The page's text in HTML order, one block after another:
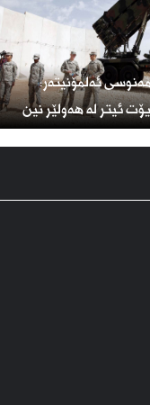
ئەلمۆنیتەر:
ئیتر لە هەولێر نین